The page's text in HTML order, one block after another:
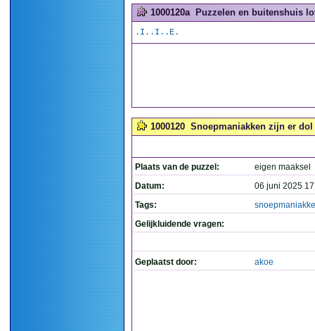
1000120a Puzzelen en buitenshuis
.I..I..E.
1000120 Snoepmaniakken zijn er dol
Plaats van de puzzel:
eigen maaksel
Datum:
06 juni 2025
Tags:
Gelijkluidende vragen:
Geplaatst door: akoe